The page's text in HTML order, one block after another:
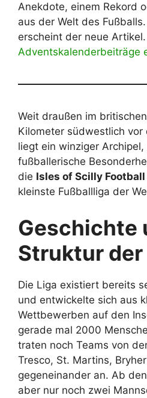
Anekdote, einem Rekord
aus der Welt des
erscheint der neue Artikel.
Adventskalenderbeiträge
Weit draußen im
Kilometer südwestlich vor
liegt ein winziger Archipel,
fußballerische
die Isles of Scilly
kleinste Fußballliga der
Geschichte
Struktur der
Die Liga existiert bereits
und entwickelte sich aus
Wettbewerben auf den
gerade mal 2000
traten noch Teams von
Tresco, St. Martins,
gegeneinander an. Ab
aber nur noch zwei